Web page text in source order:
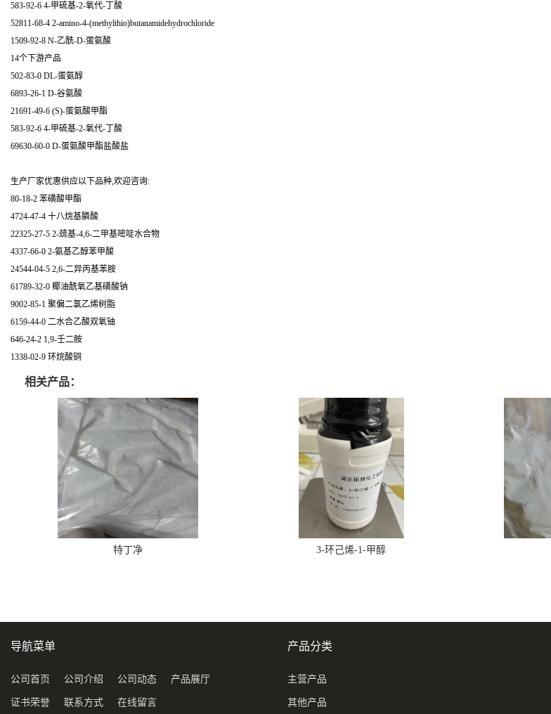
583-92-6 4-甲硫基-2-氧代-丁酸
52811-68-4 2-amino-4-(methylthio)butanamidehydrochloride
1509-92-8 N-乙酰-D-蛋氨酸
14个下游产品
502-83-0 DL-蛋氨醇
6893-26-1 D-谷氨酸
21691-49-6 (S)-蛋氨酸甲酯
583-92-6 4-甲硫基-2-氧代-丁酸
69630-60-0 D-蛋氨酸甲酯盐酸盐
生产厂家优惠供应以下品种,欢迎咨询:
80-18-2 苯磺酸甲酯
4724-47-4 十八烷基膦酸
22325-27-5 2-巯基-4,6-二甲基嘧啶水合物
4337-66-0 2-氨基乙醇苯甲酸
24544-04-5 2,6-二异丙基苯胺
61789-32-0 椰油酰氧乙基磺酸钠
9002-85-1 聚偏二氯乙烯树脂
6159-44-0 二水合乙酸双氧铀
646-24-2 1,9-壬二胺
1338-02-9 环烷酸铜
相关产品：
特丁净 3-环己烯-1-甲醇
导航菜单
公司首页 公司介绍 公司动态 产品展厅
证书荣誉 联系方式 在线留言
产品分类
主营产品
其他产品